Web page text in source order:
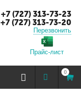
+7 (727) 313-73-23
+7 (727) 313-73-20
Перезвонить
Прайс-лист
0